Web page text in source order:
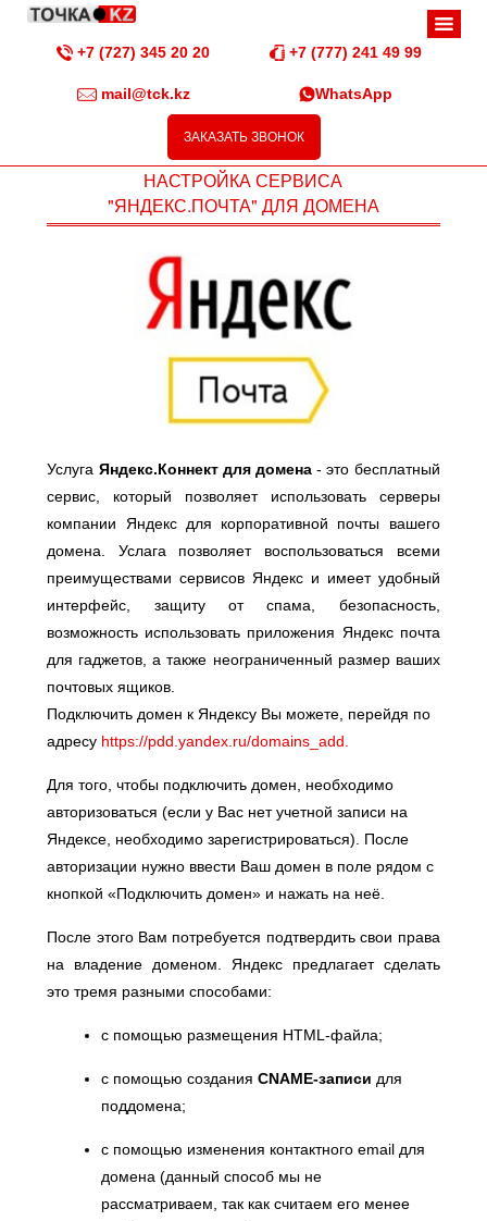
+7 (727) 345 20 20 +7 (777) 241 49 99
mail@tck.kz WhatsApp
ЗАКАЗАТЬ ЗВОНОК
НАСТРОЙКА СЕРВИСА
"ЯНДЕКС.ПОЧТА" ДЛЯ ДОМЕНА
Услуга Яндекс.Коннект для домена - это бесплатный
сервис, который позволяет использовать серверы
компании Яндекс для корпоративной почты вашего
домена. Услага позволяет воспользоваться всеми
преимуществами сервисов Яндекс и имеет удобный
интерфейс, защиту от спама, безопасность,
возможность использовать приложения Яндекс почта
для гаджетов, а также неограниченный размер ваших
почтовых ящиков.
Подключить домен к Яндексу Вы можете, перейдя по
адресу https://pdd.yandex.ru/domains_add.
Для того, чтобы подключить домен, необходимо
авторизоваться (если у Вас нет учетной записи на
Яндексе, необходимо зарегистрироваться). После
авторизации нужно ввести Ваш домен в поле рядом с
кнопкой «Подключить домен» и нажать на неё.
После этого Вам потребуется подтвердить свои права
на владение доменом. Яндекс предлагает сделать
это тремя разными способами:
с помощью размещения HTML-файла;
с помощью созданияCNAME-записи для
поддомена;
с помощью изменения контактного email для
домена (данный способ мы не
рассматриваем, так как считаем его менее